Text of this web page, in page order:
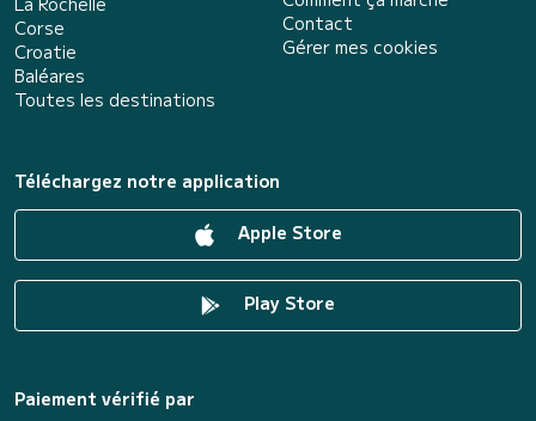
Corse
Croatie
Baléares
Toutes les destinations
Contact
Gérer mes cookies
Téléchargez notre application
Apple Store
Play Store
Paiement vérifié par